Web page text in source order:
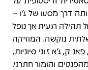
דרך מסעו של ג’ו –
תהילה רגעית אך נופל
נוקשה. המוזיקה
ג’אז וניסיוניות,
והומור חתרני.